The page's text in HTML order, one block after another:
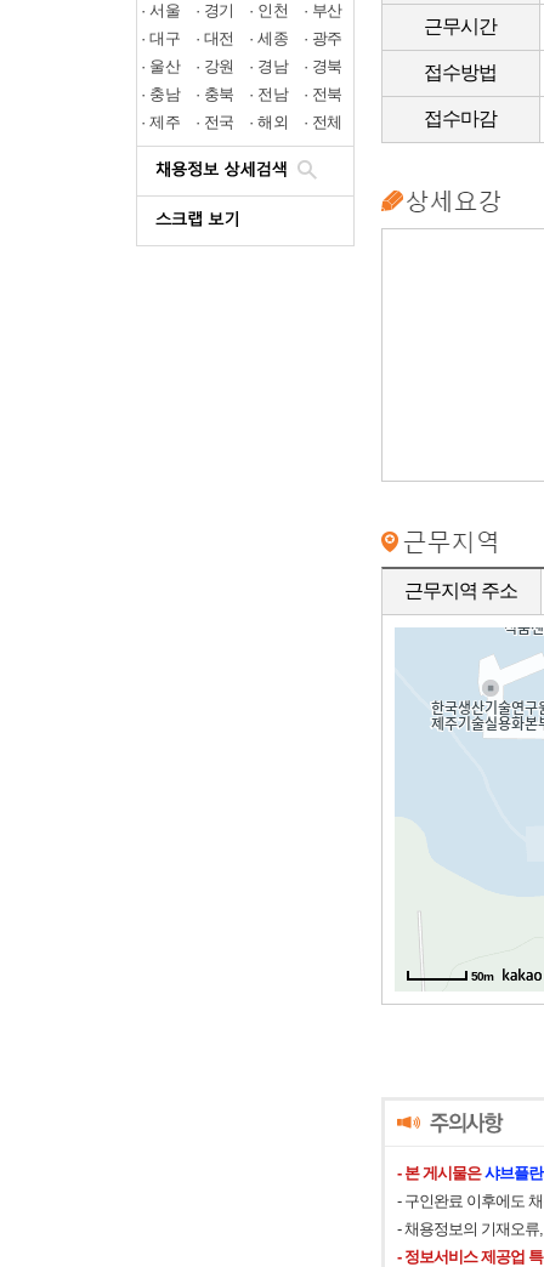
· 서울 · 경기 · 인천 · 부산
· 대구 · 대전 · 세종 · 광주
· 울산 · 강원 · 경남 · 경북
· 충남 · 충북 · 전남 · 전북
· 제주 · 전국 · 해외 · 전체
근무시간
접수방법
접수마감
근무지역 주소
50m
50m
- 본 게시물은샤브플
- 구인완료 이후에도
- 채용정보의 기재오
- 정보서비스 제공업